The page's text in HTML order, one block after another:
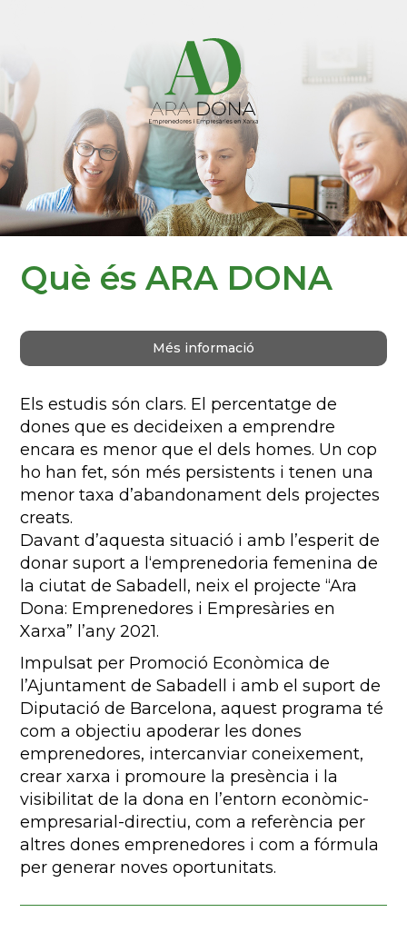
Què és ARA DONA
Més informació
Els estudis són clars. El percentatge de
dones que es decideixen a emprendre
encara es menor que el dels homes. Un cop
ho han fet, són més persistents i tenen una
menor taxa d’abandonament dels projectes
creats.
Davant d’aquesta situació i amb l’esperit de
donar suport a l‘emprenedoria femenina de
la ciutat de Sabadell, neix el projecte “Ara
Dona: Emprenedores i Empresàries en
Xarxa” l’any 2021.
Impulsat per Promoció Econòmica de
l’Ajuntament de Sabadell i amb el suport de
Diputació de Barcelona, aquest programa té
com a objectiu apoderar les dones
emprenedores, intercanviar coneixement,
crear xarxa i promoure la presència i la
visibilitat de la dona en l’entorn econòmic-
empresarial-directiu, com a referència per
altres dones emprenedores i com a fórmula
per generar noves oportunitats.